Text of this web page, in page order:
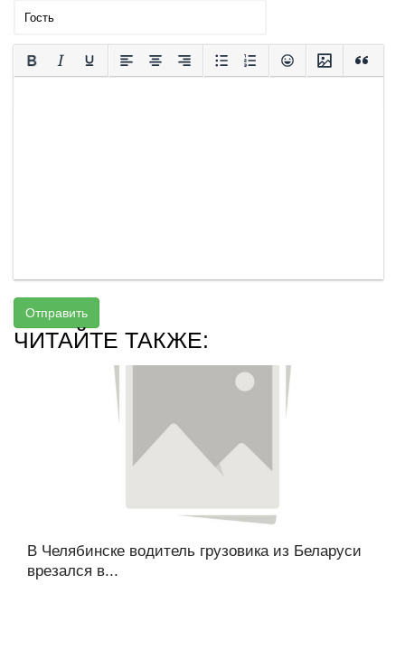
Отправить
ЧИТАЙТЕ ТАКЖЕ:
В Челябинске водитель грузовика из Беларуси
врезался в...